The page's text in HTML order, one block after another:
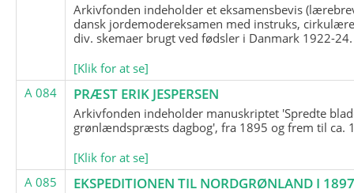
Arkivfonden indeholder et eksamensbevis
dansk jordemodereksamen med instruks,
div. skemaer brugt ved fødsler i Danmark 1922-24.
[Klik for at se]
A 084
PRÆST ERIK JESPERSEN
Arkivfonden indeholder manuskriptet 'Spredte
grønlændspræsts dagbog', fra 1895 og frem til ca.
[Klik for at se]
A 085
EKSPEDITIONEN TIL NORDGRØNLAND I